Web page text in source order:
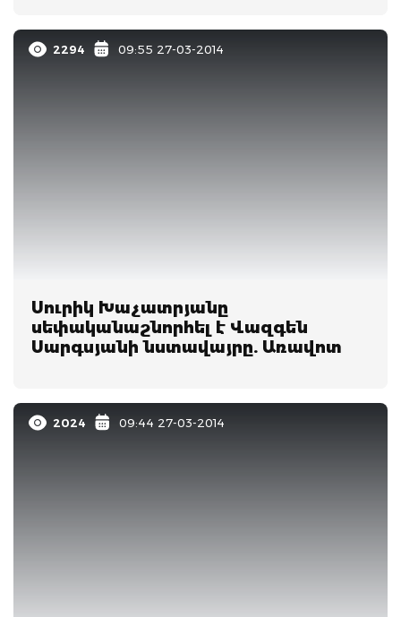
2294 09:55 27-03-2014
Սուրիկ Խաչատրյանը
սեփականաշնորհել է Վազգեն
Սարգսյանի նստավայրը. Առավոտ
2024 09:44 27-03-2014